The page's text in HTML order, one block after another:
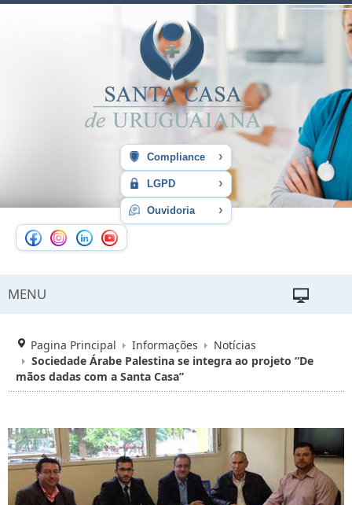
Compliance ›
LGPD ›
Ouvidoria ›
MENU
Pagina Principal Informações
Notícias
Sociedade Árabe Palestina se integra ao projeto “De
mãos dadas com a Santa Casa”